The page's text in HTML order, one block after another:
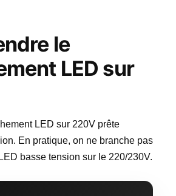
le
LED sur
LED sur 220V prête
En pratique, on ne branche pas
basse tension sur le 220/230V.